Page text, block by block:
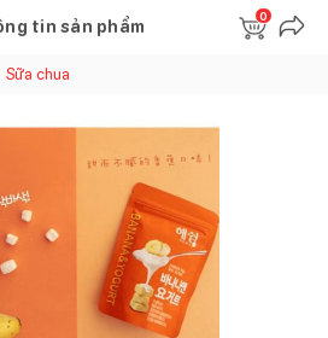
tin sản phẩm
0
Sữa chua